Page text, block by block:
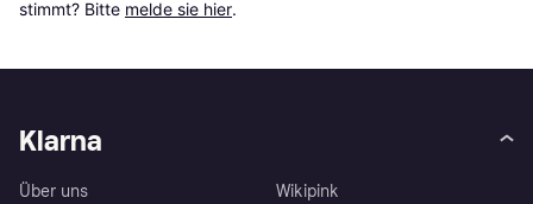
stimmt? Bitte melde sie hier.
Klarna
Über uns
Wikipink